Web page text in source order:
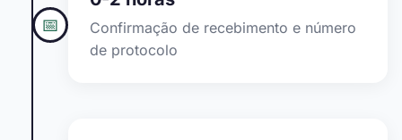
📅
Confirmação de recebimento e número
de protocolo